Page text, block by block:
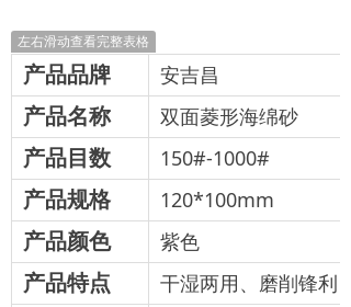
左右滑动查看完整表格
产品品牌 安吉昌
产品名称 双面菱形海绵砂
产品目数 150#-1000#
产品规格 120*100mm
产品颜色 紫色
产品特点 干湿两用、磨削锋利